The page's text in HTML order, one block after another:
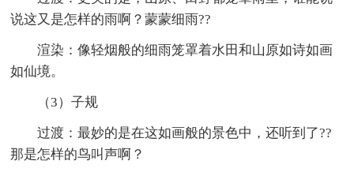
说这又是怎样的雨啊？蒙蒙细雨??
渲染：像轻烟般的细雨笼罩着水田和山原如诗如画
如仙境。
（3）子规
过渡：最妙的是在这如画般的景色中，还听到了??
那是怎样的鸟叫声啊？